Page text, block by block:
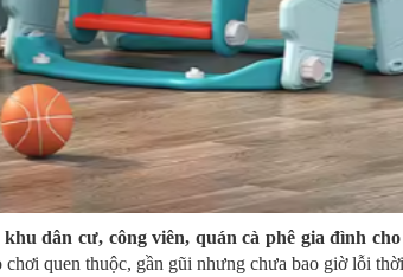
dân cư, công viên, quán cà phê gia đình
quen thuộc, gần gũi nhưng chưa bao giờ lỗi